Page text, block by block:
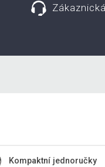
Kompaktní jednoručky